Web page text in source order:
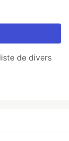
de divers